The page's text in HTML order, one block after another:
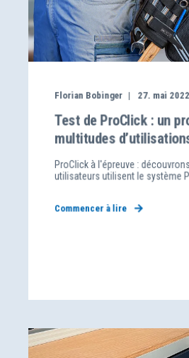
Florian Bobinger 27. mai 2022
Test de ProClick : un
multitudes
ProClick à l'épreuve :
utilisateurs utilisent le système
Commencer à lire